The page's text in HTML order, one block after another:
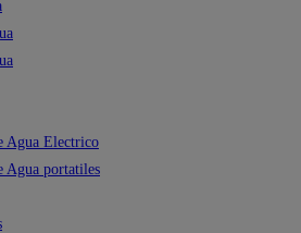
Agua Electrico
Agua portatiles